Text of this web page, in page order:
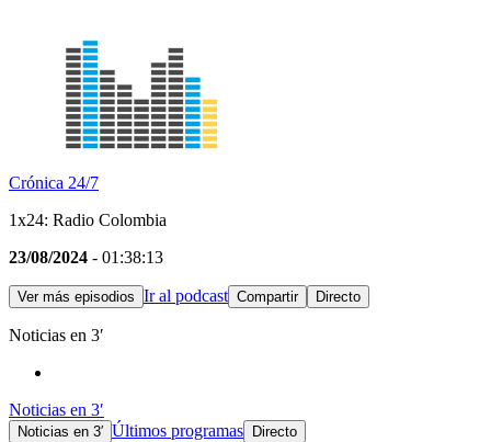
Crónica 24/7
1x24: Radio Colombia
23/08/2024 - 01:38:13
Ver más episodios Ir al podcast Compartir Directo
Noticias en 3′
Noticias en 3′
Noticias en 3′ Últimos programas
Directo